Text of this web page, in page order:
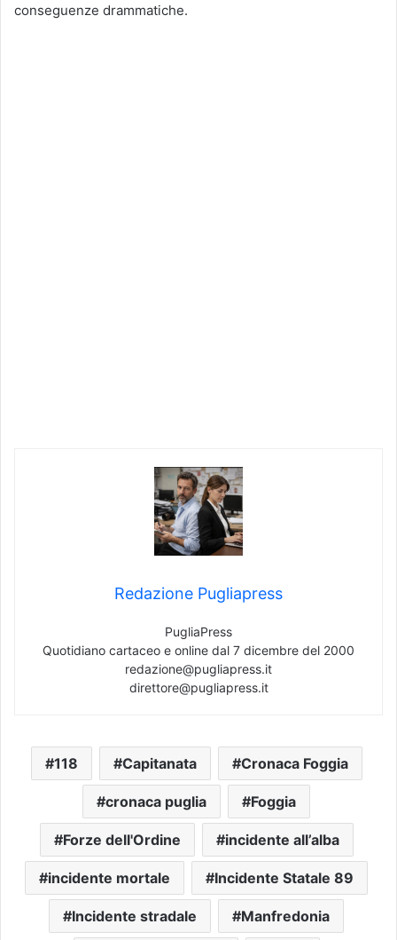
conseguenze drammatiche.
Redazione Pugliapress
PugliaPress
Quotidiano cartaceo e online dal 7 dicembre del 2000
redazione@pugliapress.it
direttore@pugliapress.it
118 Capitanata Cronaca Foggia
cronaca puglia Foggia
Forze dell'Ordine incidente all’alba
incidente mortale Incidente Statale 89
Incidente stradale Manfredonia